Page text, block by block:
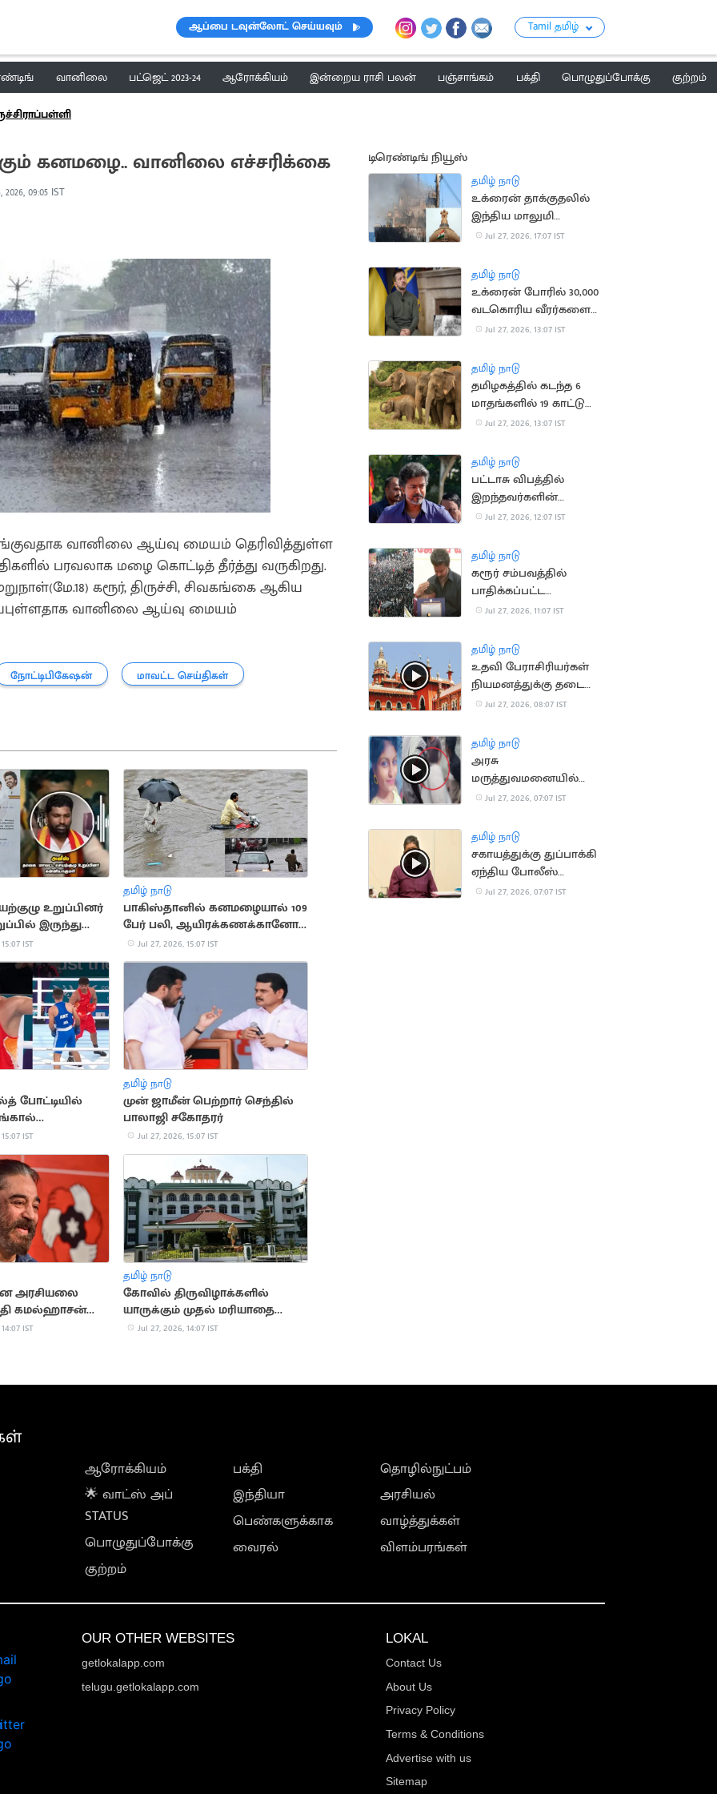
ஆப்பை டவுன்லோட் செய்யவும் Tamil தமிழ்
வானிலை பட்ஜெட் 2023-24 ஆரோக்கியம் இன்றைய ராசி பலன் பஞ்சாங்கம் பக்தி பொழுதுப்போக்கு
குற்றம்
கனமழை.. வானிலை எச்சரிக்கை
2026, 09:05 IST
வானிலை ஆய்வு மையம் தெரிவித்துள்ள
பரவலாக மழை கொட்டித் தீர்த்து வருகிறது.
கரூர், திருச்சி, சிவகங்கை ஆகிய
வானிலை ஆய்வு மையம்
நோட்டிபிகேஷன் மாவட்ட செய்திகள்
உறுப்பினர்
இருந்து
IST
தமிழ் நாடு
பாகிஸ்தானில் கனமழையால் 109
பேர் பலி, ஆயிரக்கணக்கானோர்
பாதிப்பு
Jul 27, 2026, 15:07 IST
போட்டியில்
முன்னேற்றம்
IST
தமிழ் நாடு
முன் ஜாமீன் பெற்றார் செந்தில்
பாலாஜி சகோதரர்
Jul 27, 2026, 15:07 IST
அரசியலை
கமல்ஹாசன்
மநீம
IST
தமிழ் நாடு
கோவில் திருவிழாக்களில்
யாருக்கும் முதல் மரியாதை
கிடையாது
Jul 27, 2026, 14:07 IST
டிரெண்டிங் நியூஸ்
தமிழ் நாடு
உக்ரைன் தாக்குதலில்
இந்திய மாலுமி
உயிரிழப்பு: உக்ரைன்
Jul 27, 2026, 17:07 IST
தமிழ் நாடு
உக்ரைன் போரில் 30,000
வடகொரிய வீரர்களை
களமிறக்க ரஷ்யா திட்டம்
Jul 27, 2026, 13:07 IST
தமிழ் நாடு
தமிழகத்தில் கடந்த 6
மாதங்களில் 19 காட்டு
யானைகள் உயிரிழந்த
Jul 27, 2026, 13:07 IST
தமிழ் நாடு
பட்டாசு விபத்தில்
இறந்தவர்களின்
குடும்பங்களுக்கு ரூ.4
அறிவிப்பு
Jul 27, 2026, 12:07 IST
தமிழ் நாடு
கரூர் சம்பவத்தில்
பாதிக்கப்பட்ட
குடும்பங்களுக்கான
ரத்து
Jul 27, 2026, 11:07 IST
தமிழ் நாடு
உதவி பேராசிரியர்கள்
நியமனத்துக்கு தடை
கோரிய மனு வாபஸ்
Jul 27, 2026, 08:07 IST
தமிழ் நாடு
அரசு
மருத்துவமனையில்
சடலங்களை மாற்றி
உறவினர்கள் அதிர்ச்சி
Jul 27, 2026, 07:07 IST
தமிழ் நாடு
சகாயத்துக்கு துப்பாக்கி
ஏந்திய போலீஸ்
பாதுகாப்பு
Jul 27, 2026, 07:07 IST
ஆரோக்கியம்
🌟 வாட்ஸ் அப்
STATUS
பொழுதுப்போக்கு
குற்றம்
பக்தி
இந்தியா
பெண்களுக்காக
வைரல்
தொழில்நுட்பம்
அரசியல்
வாழ்த்துக்கள்
விளம்பரங்கள்
OUR OTHER WEBSITES
getlokalapp.com
telugu.getlokalapp.com
LOKAL
Contact Us
About Us
Privacy Policy
Terms & Conditions
Advertise with us
Sitemap